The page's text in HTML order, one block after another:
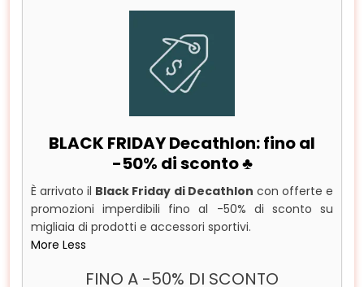
BLACK FRIDAY Decathlon: fino al
-50% di sconto ♣️
È arrivato il Black Friday di Decathlon con offerte e
promozioni imperdibili fino al -50% di sconto su
migliaia di prodotti e accessori sportivi.
More Less
FINO A -50% DI SCONTO